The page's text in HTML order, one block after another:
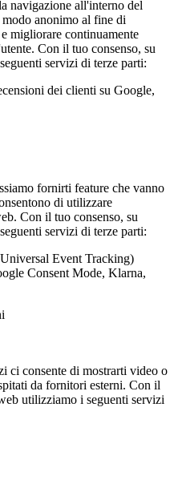
navigazione all'interno del
anonimo al fine di
migliorare continuamente
Con il tuo consenso, su
servizi di terze parti:
dei clienti su Google,
fornirti feature che vanno
di utilizzare
Con il tuo consenso, su
servizi di terze parti:
Event Tracking)
Consent Mode, Klarna,
ci consente di mostrarti video o
da fornitori esterni. Con il
utilizziamo i seguenti servizi